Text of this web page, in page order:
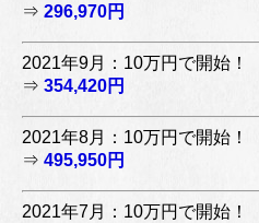
⇒ 296,970円
2021年9月：10万円で開始！
⇒ 354,420円
2021年8月：10万円で開始！
⇒ 495,950円
2021年7月：10万円で開始！